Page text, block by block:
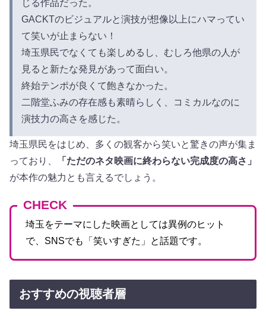
じる作品だった。
GACKTのビジュアルと演技が想像以上にハマってい
て笑いが止まらない！
埼玉県民でなくても楽しめるし、むしろ他県の人が
見ると新たな発見があって面白い。
終始テンポが良くて飽きなかった。
二階堂ふみの存在感も素晴らしく、コミカルなのに
演技力の高さを感じた。
埼玉県民をはじめ、多くの観客から笑いと驚きの声が集ま
っており、
「ただのネタ映画に終わらない完成度の高さ」
が本作の魅力とも言えるでしょう。
CHECK
埼玉をテーマにした映画としては異例のヒット
で、SNSでも「笑いすぎた」と話題です。
おすすめの視聴者層